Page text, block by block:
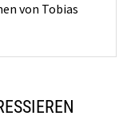
von Tobias